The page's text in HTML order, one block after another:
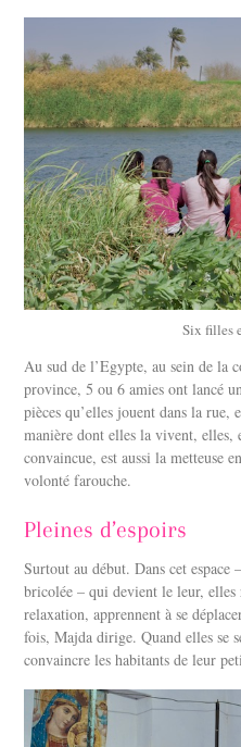
Six filles
Au sud de l’Egypte, au sein de la
province, 5 ou 6 amies ont lancé
pièces qu’elles jouent dans la rue,
manière dont elles la vivent,
convaincue, est aussi la metteuse
volonté farouche.
Pleines d’espoirs
Surtout au début. Dans cet espace
bricolée – qui devient le leur, elles
relaxation, apprennent à se
fois, Majda dirige. Quand elles se
convaincre les habitants de leur